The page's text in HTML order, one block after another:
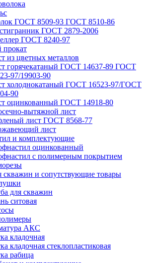
ГОСТ 8509-93 ГОСТ 8510-86
ГОСТ 2879-2006
ГОСТ 8240-97
прокат
из цветных металлов
горячекатаный ГОСТ 14637-89 ГОСТ
97/19903-90
холоднокатаный ГОСТ 16523-97/ГОСТ
90
оцинкованный ГОСТ 14918-80
вытяжной лист
лист ГОСТ 8568-77
лист
и комплектующие
оцинкованный
с полимерным покрытием
скважин и сопутствующие товары
для скважин
ситовая
АКС
кладочная
кладочная стеклопластиковая
рабица